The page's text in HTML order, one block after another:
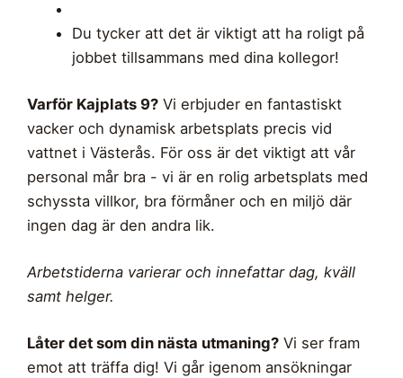
Du tycker att det är viktigt att ha roligt på
jobbet tillsammans med dina kollegor!
Varför Kajplats 9? Vi erbjuder en fantastiskt
vacker och dynamisk arbetsplats precis vid
vattnet i Västerås. För oss är det viktigt att vår
personal mår bra - vi är en rolig arbetsplats med
schyssta villkor, bra förmåner och en miljö där
ingen dag är den andra lik.
Arbetstiderna varierar och innefattar dag, kväll
samt helger.
Låter det som din nästa utmaning? Vi ser fram
emot att träffa dig! Vi går igenom ansökningar